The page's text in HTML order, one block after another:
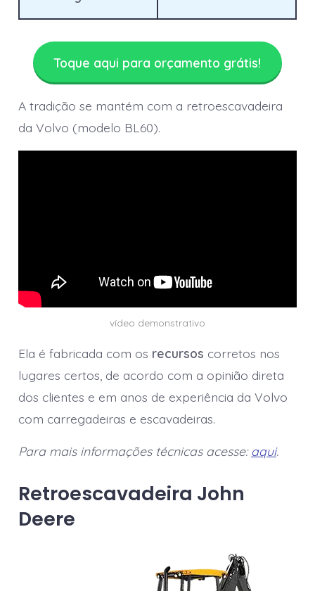
Toque aqui para orçamento grátis!
A tradição se mantém com a retroescavadeira
da Volvo (modelo BL60).
vídeo demonstrativo
Ela é fabricada com os recursos corretos nos
lugares certos, de acordo com a opinião direta
dos clientes e em anos de experiência da Volvo
com carregadeiras e escavadeiras.
Para mais informações técnicas acesse:aqui.
Retroescavadeira John
Deere